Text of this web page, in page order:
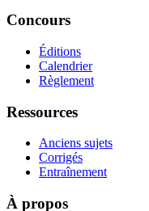
Concours
Éditions
Calendrier
Règlement
Ressources
Anciens sujets
Corrigés
Entraînement
À propos